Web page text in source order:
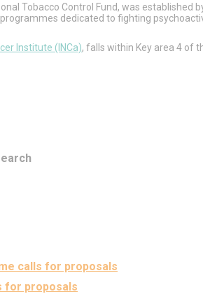
Tobacco Control Fund, was established
dedicated to fighting
Institute (INCa), falls within Key area 4 of
calls for proposals
for proposals